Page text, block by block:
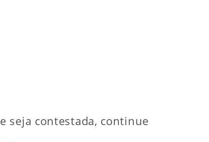
seja contestada, continue